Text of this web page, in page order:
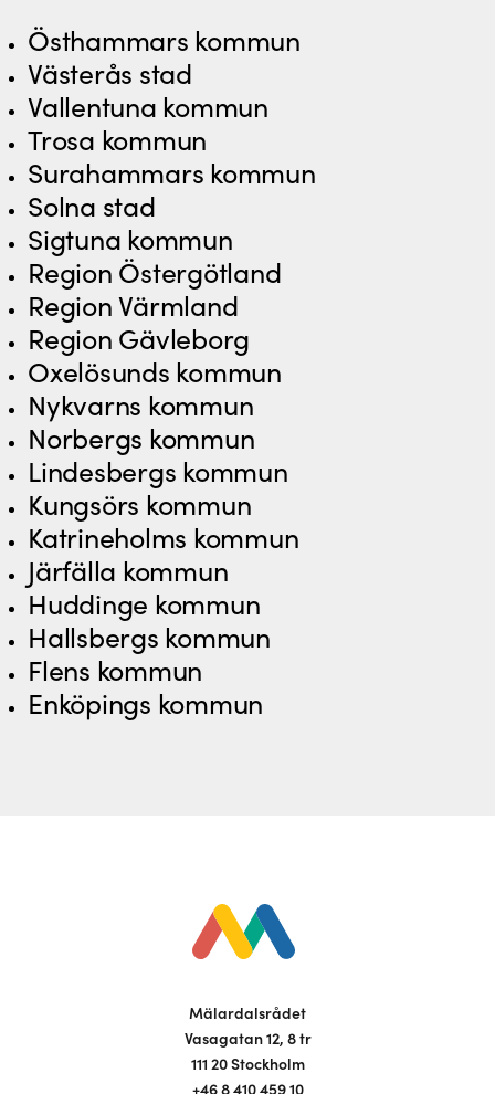
Östhammars kommun
Västerås stad
Vallentuna kommun
Trosa kommun
Surahammars kommun
Solna stad
Sigtuna kommun
Region Östergötland
Region Värmland
Region Gävleborg
Oxelösunds kommun
Nykvarns kommun
Norbergs kommun
Lindesbergs kommun
Kungsörs kommun
Katrineholms kommun
Järfälla kommun
Huddinge kommun
Hallsbergs kommun
Flens kommun
Enköpings kommun
Mälardalsrådet
Vasagatan 12, 8 tr
111 20 Stockholm
+46 8 410 459 10